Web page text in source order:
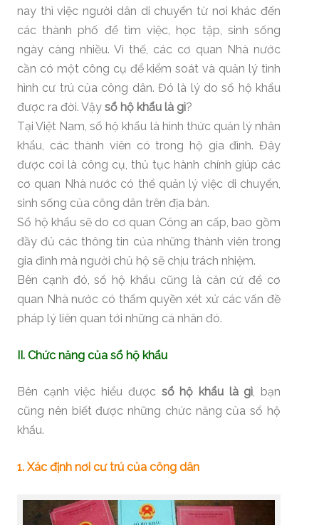
nay thì việc người dân di chuyển từ nơi khác đến
các thành phố để tìm việc, học tập, sinh sống
ngày càng nhiều. Vì thế, các cơ quan Nhà nước
cần có một công cụ để kiểm soát và quản lý tình
hình cư trú của công dân. Đó là lý do sổ hộ khẩu
được ra đời. Vậy sổ hộ khẩu là gì?
Tại Việt Nam, sổ hộ khẩu là hình thức quản lý nhân
khẩu, các thành viên có trong hộ gia đình. Đây
được coi là công cụ, thủ tục hành chính giúp các
cơ quan Nhà nước có thể quản lý việc di chuyển,
sinh sống của công dân trên địa bàn.
Sổ hộ khẩu sẽ do cơ quan Công an cấp, bao gồm
đầy đủ các thông tin của những thành viên trong
gia đình mà người chủ hộ sẽ chịu trách nhiệm.
Bên cạnh đó, sổ hộ khẩu cũng là căn cứ để cơ
quan Nhà nước có thẩm quyền xét xử các vấn đề
pháp lý liên quan tới những cá nhân đó.
II. Chức năng của sổ hộ khẩu
Bên cạnh việc hiểu được sổ hộ khẩu là gì, bạn
cũng nên biết được những chức năng của sổ hộ
khẩu.
1. Xác định nơi cư trú của công dân